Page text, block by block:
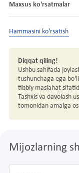
Maxsus ko'rsatmalar
Hammasini ko'rsatish
Diqqat qiling!
Ushbu sahifada
tushunchaga ega
tibbiy maslahat
Tashxis va davolash
tomonidan amalga
Mijozlarning